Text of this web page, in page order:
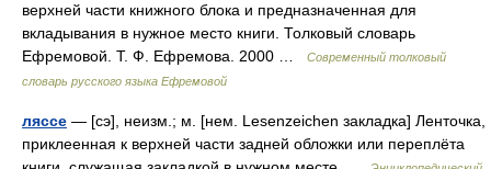
верхней части книжного блока и предназначенная для
вкладывания в нужное место книги. Толковый словарь
Ефремовой. Т. Ф. Ефремова. 2000 …
Современный толковый
словарь русского языка Ефремовой
ляссе — [сэ], неизм.; м. [нем. Lesenzeichen закладка] Ленточка,
приклеенная к верхней части задней обложки или переплёта